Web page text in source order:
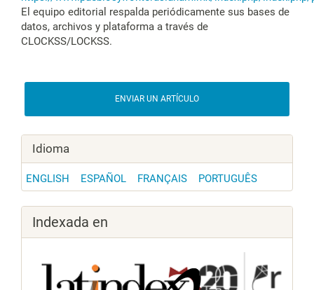
El equipo editorial respalda periódicamente sus bases de
datos, archivos y plataforma a través de
CLOCKSS/LOCKSS.
ENVIAR UN ARTÍCULO
Idioma
ENGLISH ESPAÑOL FRANÇAIS PORTUGUÊS
Indexada en